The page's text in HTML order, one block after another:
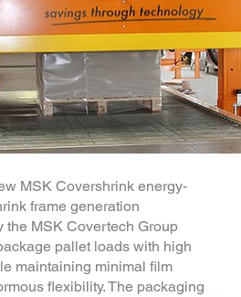
MSK Covershrink energy-
frame generation
the MSK Covertech Group
pallet loads with high
maintaining minimal film
flexibility. The packaging